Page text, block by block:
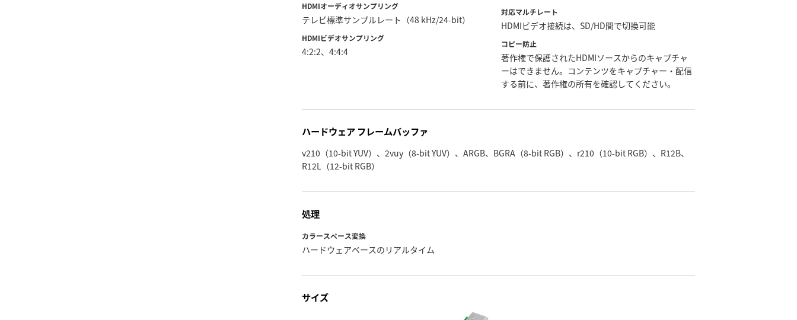
HDMIオーディオサンプリング
テレビ標準サンプルレート（48 kHz/24-bit）
HDMIビデオサンプリング
4:2:2、4:4:4
対応マルチレート
HDMIビデオ接続は、SD/HD間で切換可能
コピー防止
著作権で保護されたHDMIソースからのキャプチャ
ーはできません。コンテンツをキャプチャー・配信
する前に、著作権の所有を確認してください。
ハードウェア フレームバッファ
v210（10-bit YUV）、2vuy（8-bit YUV）、ARGB、BGRA（8-bit RGB）、r210（10-bit RGB）、R12B、
R12L（12-bit RGB）
処理
カラースペース変換
ハードウェアベースのリアルタイム
サイズ